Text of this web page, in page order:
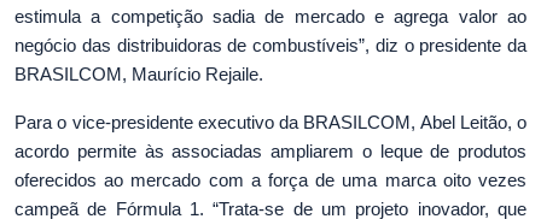
estimula a competição sadia de mercado e agrega valor ao
negócio das distribuidoras de combustíveis”, diz o presidente da
BRASILCOM, Maurício Rejaile.
Para o vice-presidente executivo da BRASILCOM, Abel Leitão, o
acordo permite às associadas ampliarem o leque de produtos
oferecidos ao mercado com a força de uma marca oito vezes
campeã de Fórmula 1. “Trata-se de um projeto inovador, que